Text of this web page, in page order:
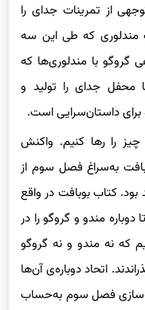
از تمرینات جدای را
مندلوری که طی این سه
گروگو با مندلوری‌ها که
محفل جدای را تولید و
برای داستان‌سرایی است.
را رها کنیم. واکنش
به‌سراغ فصل سوم از
بود. کتاب بوبافت در واقع
مندو و گروگو را در
که نه مندو و نه گروگو
اتحاد دوباره‌ی آن‌ها
فصل سوم به‌حساب